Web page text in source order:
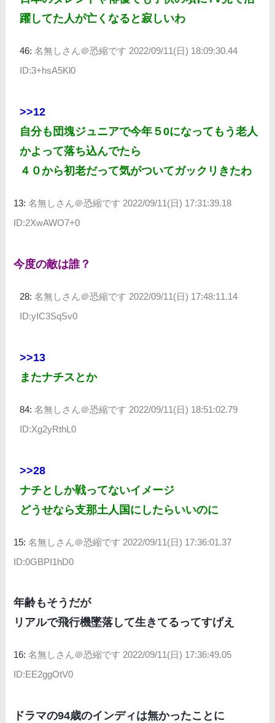
躍してた人が亡くなると寂しいわ
46:名無しさん＠恐縮です 2022/09/11(日) 18:09:30.44
ID:3+hsA5Kl0
>>12
自分も団塊ジュニアで今年５0になってもう老人
かよって落ち込んでたら
４０から初老だって気がついてガックリきたわ
13:名無しさん＠恐縮です 2022/09/11(日) 17:31:39.18
ID:2XwAWO7+0
今度の敵は誰？
28:名無しさん＠恐縮です 2022/09/11(日) 17:48:11.14
ID:yIC3SqSv0
>>13
またナチスとか
84:名無しさん＠恐縮です 2022/09/11(日) 18:51:02.79
ID:Xg2yRthL0
>>28
ナチとしか戦ってないイメージ
どうせなら支那土人国にしたらいいのに
15:名無しさん＠恐縮です 2022/09/11(日) 17:36:01.37
ID:0GBPI1hD0
年齢もそうだが
リアルで飛行機墜落して生きてるってすげえ
16:名無しさん＠恐縮です 2022/09/11(日) 17:36:49.05
ID:EE2ggOtV0
ドラマの94歳のインディは無かったことに